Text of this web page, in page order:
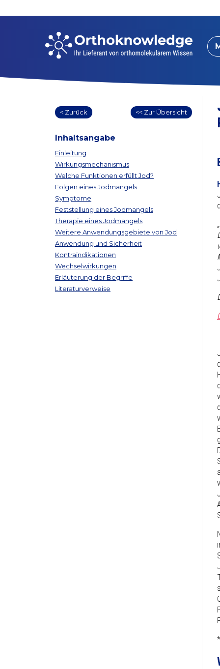
< Zurück << Zur Übersicht
Inhaltsangabe
Einleitung
Wirkungsmechanismus
Welche Funktionen erfüllt Jod?
Folgen eines Jodmangels
Symptome
Feststellung eines Jodmangels
Therapie eines Jodmangels
Weitere Anwendungsgebiete von Jod
Anwendung und Sicherheit
Kontraindikationen
Wechselwirkungen
Erläuterung der Begriffe
Literaturverweise